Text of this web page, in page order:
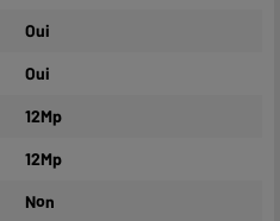
Oui
Oui
12Mp
12Mp
Non